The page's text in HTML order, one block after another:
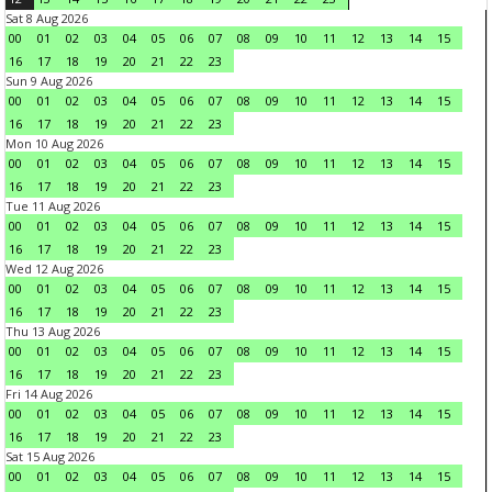
Sat 8 Aug 2026
00
01 02 03 04 05 06 07 08 09 10 11 12 13 14
15
16
17 18 19 20 21 22
23
Sun 9 Aug 2026
00
01 02 03 04 05 06 07 08 09 10 11 12 13 14
15
16
17 18 19 20 21 22
23
Mon 10 Aug 2026
00
01 02 03 04 05 06 07 08 09 10 11 12 13 14
15
16
17 18 19 20 21 22
23
Tue 11 Aug 2026
00
01 02 03 04 05 06 07 08 09 10 11 12 13 14
15
16
17 18 19 20 21 22
23
Wed 12 Aug 2026
00
01 02 03 04 05 06 07 08 09 10 11 12 13 14
15
16
17 18 19 20 21 22
23
Thu 13 Aug 2026
00
01 02 03 04 05 06 07 08 09 10 11 12 13 14
15
16
17 18 19 20 21 22
23
Fri 14 Aug 2026
00
01 02 03 04 05 06 07 08 09 10 11 12 13 14
15
16
17 18 19 20 21 22
23
Sat 15 Aug 2026
00
01 02 03 04 05 06 07 08 09 10 11 12 13 14
15